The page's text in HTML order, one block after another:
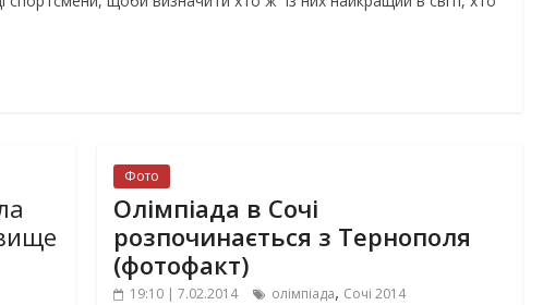
Фото
Олімпіада в Сочі
розпочинається з Тернополя
(фотофакт)
19:10 | 7.02.2014 олімпіада, Сочі 2014